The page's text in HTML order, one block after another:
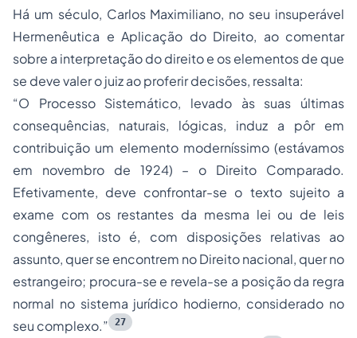
Há um século, Carlos Maximiliano, no seu insuperável
Hermenêutica e Aplicação do Direito, ao comentar
sobre a interpretação do direito e os elementos de que
se deve valer o juiz ao proferir decisões, ressalta:
“O Processo Sistemático, levado às suas últimas
consequências, naturais, lógicas, induz a pôr em
contribuição um elemento moderníssimo (estávamos
em novembro de 1924) – o Direito Comparado.
Efetivamente, deve confrontar-se o texto sujeito a
exame com os restantes da mesma lei ou de leis
congêneres, isto é, com disposições relativas ao
assunto, quer se encontrem no Direito nacional, quer no
estrangeiro; procura-se e revela-se a posição da regra
normal no sistema jurídico hodierno, considerado no
seu complexo.”
27